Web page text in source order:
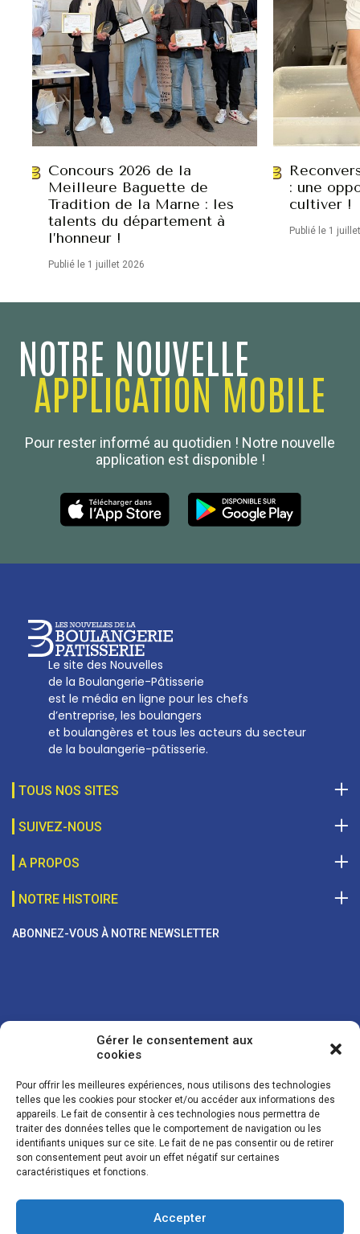
Gérer le consentement aux
cookies
Pour offrir les meilleures expériences, nous utilisons des technologies
telles que les cookies pour stocker et/ou accéder aux informations des
appareils. Le fait de consentir à ces technologies nous permettra de
traiter des données telles que le comportement de navigation ou les
identifiants uniques sur ce site. Le fait de ne pas consentir ou de retirer
son consentement peut avoir un effet négatif sur certaines
caractéristiques et fonctions.
Accepter
Concours 2026 de la
Meilleure Baguette de
Tradition de la Marne : les
talents du département à
l’honneur !
Publié le 1 juillet 2026
: une
cultiver !
Publié le 1
NOTRE NOUVELLE
APPLICATION MOBILE
Pour rester informé au quotidien ! Notre nouvelle
application est disponible !
Le site des Nouvelles
de la Boulangerie-Pâtisserie
est le média en ligne pour les chefs
d’entreprise, les boulangers
et boulangères et tous les acteurs du secteur
de la boulangerie-pâtisserie.
TOUS NOS SITES
Boulanger de France
SUIVEZ-NOUS
A PROPOS
Les Nouvelles de la Boulangerie-Pâtisserie Française
27, av d’Eylau - 75782 Paris Cédex 16
01 53 70 16 25
NOTRE HISTOIRE
ABONNEZ-VOUS À NOTRE NEWSLETTER
Vos coordonnées sont uniquement utilisées pour vous envoyer des
lettres d'information sur nos activités. Vous pouvez à tout moment
utiliser le lien de désinscription figurant dans la lettre d'information.
© LES NOUVELLES DE LA BOULANGERIE - Tous droits réservés - Réalisation :